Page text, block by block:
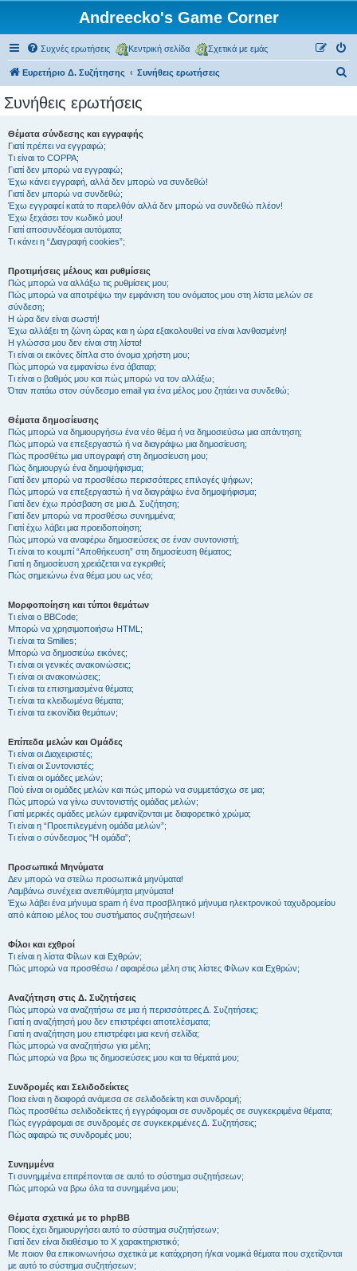
Andreecko's Game Corner
Συχνές ερωτήσεις Κεντρική σελίδα Σχετικά με εμάς
Ευρετήριο Δ. Συζήτησης Συνήθεις ερωτήσεις
Συνήθεις ερωτήσεις
Θέματα σύνδεσης και εγγραφής
Γιατί πρέπει να εγγραφώ;
Τι είναι το COPPA;
Γιατί δεν μπορώ να εγγραφώ;
Έχω κάνει εγγραφή, αλλά δεν μπορώ να συνδεθώ!
Γιατί δεν μπορώ να συνδεθώ;
Έχω εγγραφεί κατά το παρελθόν αλλά δεν μπορώ να συνδεθώ πλέον!
Έχω ξεχάσει τον κωδικό μου!
Γιατί αποσυνδέομαι αυτόματα;
Τι κάνει η “Διαγραφή cookies”;
Προτιμήσεις μέλους και ρυθμίσεις
Πώς μπορώ να αλλάξω τις ρυθμίσεις μου;
Πώς μπορώ να αποτρέψω την εμφάνιση του ονόματος μου στη λίστα μελών σε
σύνδεση;
Η ώρα δεν είναι σωστή!
Έχω αλλάξει τη ζώνη ώρας και η ώρα εξακολουθεί να είναι λανθασμένη!
Η γλώσσα μου δεν είναι στη λίστα!
Τι είναι οι εικόνες δίπλα στο όνομα χρήστη μου;
Πώς μπορώ να εμφανίσω ένα άβαταρ;
Τι είναι ο βαθμός μου και πώς μπορώ να τον αλλάξω;
Όταν πατάω στον σύνδεσμο email για ένα μέλος μου ζητάει να συνδεθώ;
Θέματα δημοσίευσης
Πώς μπορώ να δημιουργήσω ένα νέο θέμα ή να δημοσιεύσω μια απάντηση;
Πώς μπορώ να επεξεργαστώ ή να διαγράψω μια δημοσίευση;
Πώς προσθέτω μια υπογραφή στη δημοσίευση μου;
Πώς δημιουργώ ένα δημοψήφισμα;
Γιατί δεν μπορώ να προσθέσω περισσότερες επιλογές ψήφων;
Πώς μπορώ να επεξεργαστώ ή να διαγράψω ένα δημοψήφισμα;
Γιατί δεν έχω πρόσβαση σε μια Δ. Συζήτηση;
Γιατί δεν μπορώ να προσθέσω συνημμένα;
Γιατί έχω λάβει μια προειδοποίηση;
Πώς μπορώ να αναφέρω δημοσιεύσεις σε έναν συντονιστή;
Τι είναι το κουμπί “Αποθήκευση” στη δημοσίευση θέματος;
Γιατί η δημοσίευση χρειάζεται να εγκριθεί;
Πώς σημειώνω ένα θέμα μου ως νέο;
Μορφοποίηση και τύποι θεμάτων
Τι είναι ο BBCode;
Μπορώ να χρησιμοποιήσω HTML;
Τι είναι τα Smilies;
Μπορώ να δημοσιεύω εικόνες;
Τι είναι οι γενικές ανακοινώσεις;
Τι είναι οι ανακοινώσεις;
Τι είναι τα επισημασμένα θέματα;
Τι είναι τα κλειδωμένα θέματα;
Τι είναι τα εικονίδια θεμάτων;
Επίπεδα μελών και Ομάδες
Τι είναι οι Διαχειριστές;
Τι είναι οι Συντονιστές;
Τι είναι οι ομάδες μελών;
Πού είναι οι ομάδες μελών και πώς μπορώ να συμμετάσχω σε μια;
Πώς μπορώ να γίνω συντονιστής ομάδας μελών;
Γιατί μερικές ομάδες μελών εμφανίζονται με διαφορετικό χρώμα;
Τι είναι η “Προεπιλεγμένη ομάδα μελών”;
Τι είναι ο σύνδεσμος "Η ομάδα”;
Προσωπικά Μηνύματα
Δεν μπορώ να στείλω προσωπικά μηνύματα!
Λαμβάνω συνέχεια ανεπιθύμητα μηνύματα!
Έχω λάβει ένα μήνυμα spam ή ένα προσβλητικό μήνυμα ηλεκτρονικού ταχυδρομείου
από κάποιο μέλος του συστήματος συζητήσεων!
Φίλοι και εχθροί
Τι είναι η λίστα Φίλων και Εχθρών;
Πώς μπορώ να προσθέσω / αφαιρέσω μέλη στις λίστες Φίλων και Εχθρών;
Αναζήτηση στις Δ. Συζητήσεις
Πώς μπορώ να αναζητήσω σε μια ή περισσότερες Δ. Συζητήσεις;
Γιατί η αναζήτησή μου δεν επιστρέφει αποτελέσματα;
Γιατί η αναζήτηση μου επιστρέφει μια κενή σελίδα;
Πώς μπορώ να αναζητήσω για μέλη;
Πώς μπορώ να βρω τις δημοσιεύσεις μου και τα θέματά μου;
Συνδρομές και Σελιδοδείκτες
Ποια είναι η διαφορά ανάμεσα σε σελιδοδείκτη και συνδρομή;
Πώς προσθέτω σελιδοδείκτες ή εγγράφομαι σε συνδρομές σε συγκεκριμένα θέματα;
Πώς εγγράφομαι σε συνδρομές σε συγκεκριμένες Δ. Συζητήσεις;
Πώς αφαιρώ τις συνδρομές μου;
Συνημμένα
Τι συνημμένα επιτρέπονται σε αυτό το σύστημα συζητήσεων;
Πώς μπορώ να βρω όλα τα συνημμένα μου;
Θέματα σχετικά με το phpBB
Ποιος έχει δημιουργήσει αυτό το σύστημα συζητήσεων;
Γιατί δεν είναι διαθέσιμο το Χ χαρακτηριστικό;
Με ποιον θα επικοινωνήσω σχετικά με κατάχρηση ή/και νομικά θέματα που σχετίζονται
με αυτό το σύστημα συζητήσεων;